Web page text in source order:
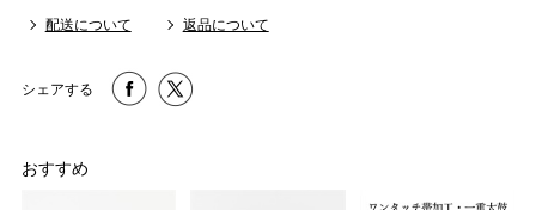
配送について 返品について
シェアする
おすすめ